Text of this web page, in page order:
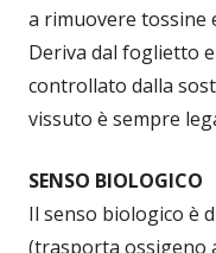
a rimuovere tossine
Deriva dal foglietto
controllato dalla
vissuto è sempre
SENSO BIOLOGICO
Il senso biologico è
(trasporta ossigeno